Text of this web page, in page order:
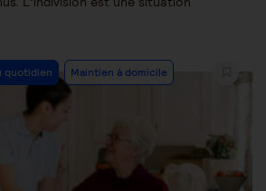
quotidien Maintien à domicile